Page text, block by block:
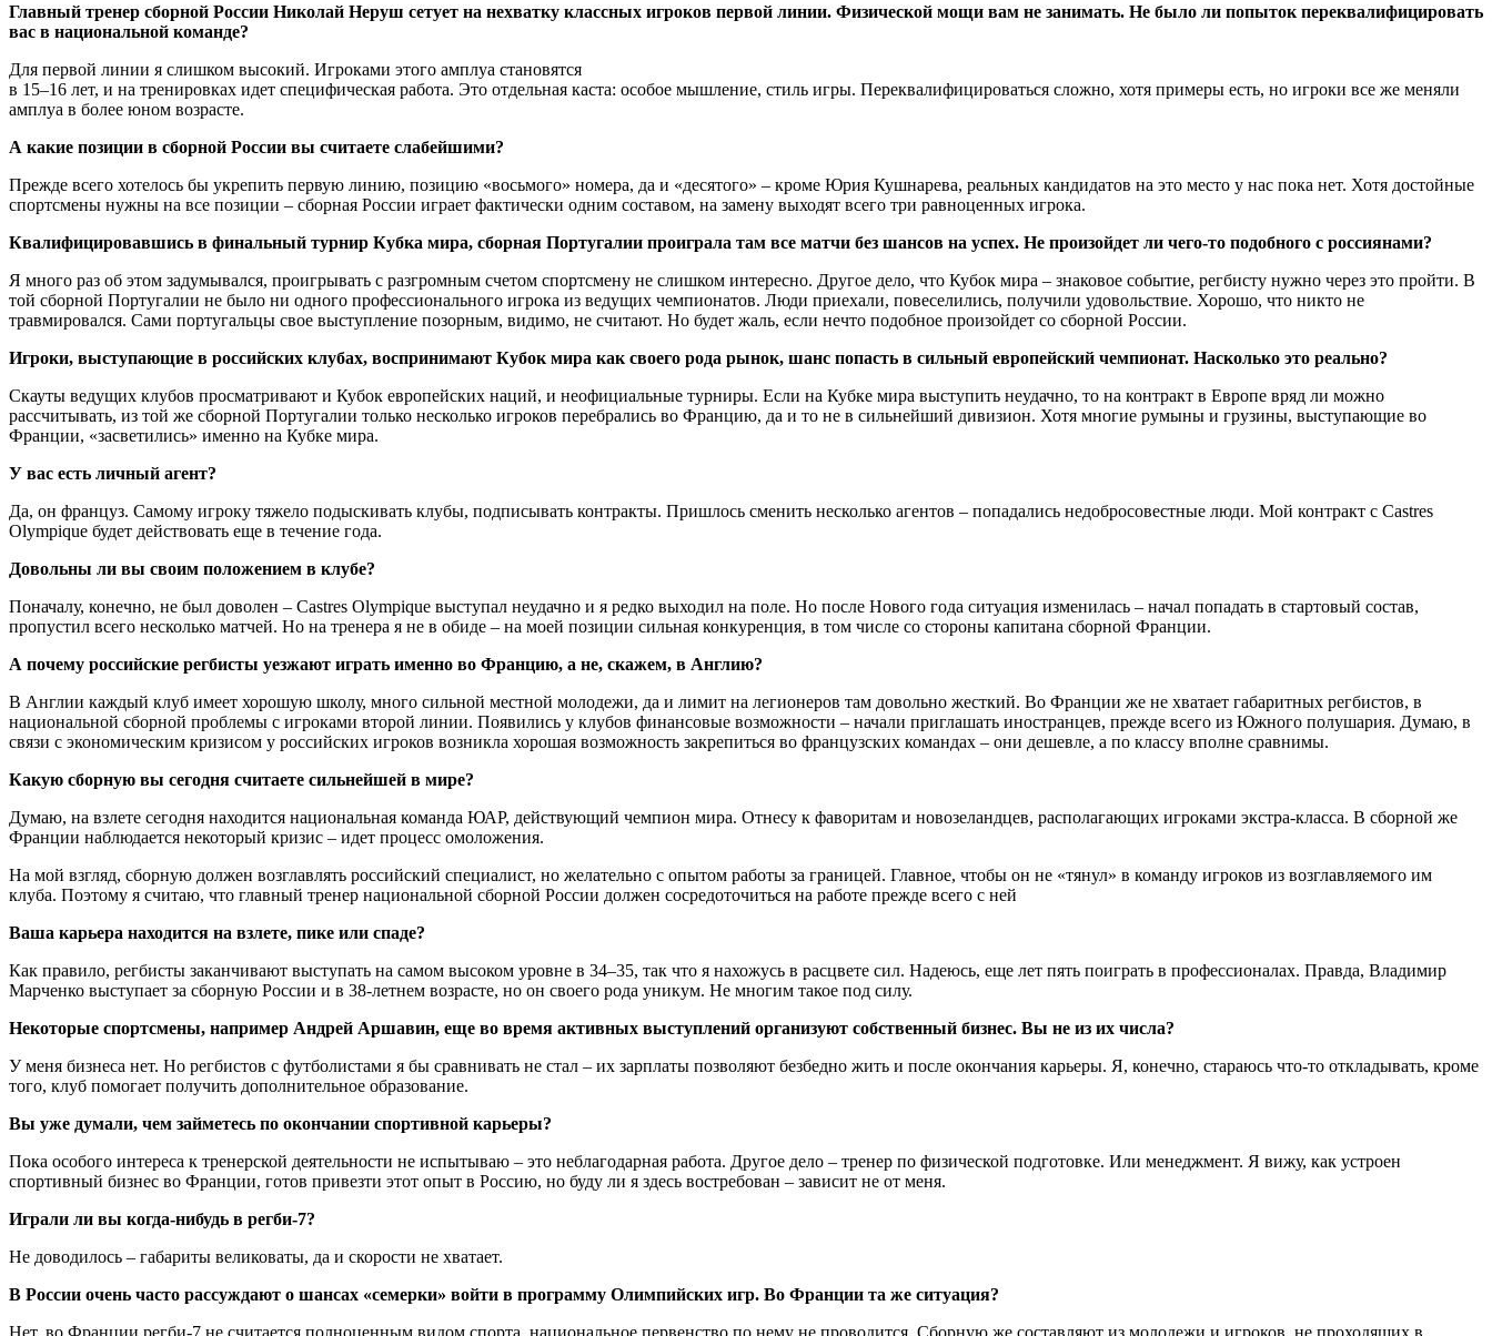
Главный тренер сборной России Николай Неруш сетует на нехватку классных игроков первой линии. Физической мощи вам не занимать. Не было ли попыток переквалифицировать
вас в национальной команде?
Для первой линии я слишком высокий. Игроками этого амплуа становятся
в 15–16 лет, и на тренировках идет специфическая работа. Это отдельная каста: особое мышление, стиль игры. Переквалифицироваться сложно, хотя примеры есть, но игроки все же меняли
амплуа в более юном возрасте.
А какие позиции в сборной России вы считаете слабейшими?
Прежде всего хотелось бы укрепить первую линию, позицию «восьмого» номера, да и «десятого» – кроме Юрия Кушнарева, реальных кандидатов на это место у нас пока нет. Хотя достойные
спортсмены нужны на все позиции – сборная России играет фактически одним составом, на замену выходят всего три равноценных игрока.
Квалифицировавшись в финальный турнир Кубка мира, сборная Португалии проиграла там все матчи без шансов на успех. Не произойдет ли чего-то подобного с россиянами?
Я много раз об этом задумывался, проигрывать с разгромным счетом спортсмену не слишком интересно. Другое дело, что Кубок мира – знаковое событие, регбисту нужно через это пройти. В
той сборной Португалии не было ни одного профессионального игрока из ведущих чемпионатов. Люди приехали, повеселились, получили удовольствие. Хорошо, что никто не
травмировался. Сами португальцы свое выступление позорным, видимо, не считают. Но будет жаль, если нечто подобное произойдет со сборной России.
Игроки, выступающие в российских клубах, воспринимают Кубок мира как своего рода рынок, шанс попасть в сильный европейский чемпионат. Насколько это реально?
Скауты ведущих клубов просматривают и Кубок европейских наций, и неофициальные турниры. Если на Кубке мира выступить неудачно, то на контракт в Европе вряд ли можно
рассчитывать, из той же сборной Португалии только несколько игроков перебрались во Францию, да и то не в сильнейший дивизион. Хотя многие румыны и грузины, выступающие во
Франции, «засветились» именно на Кубке мира.
У вас есть личный агент?
Да, он француз. Самому игроку тяжело подыскивать клубы, подписывать контракты. Пришлось сменить несколько агентов – попадались недобросовестные люди. Мой контракт с Castres
Olympique будет действовать еще в течение года.
Довольны ли вы своим положением в клубе?
Поначалу, конечно, не был доволен – Castres Olympique выступал неудачно и я редко выходил на поле. Но после Нового года ситуация изменилась – начал попадать в стартовый состав,
пропустил всего несколько матчей. Но на тренера я не в обиде – на моей позиции сильная конкуренция, в том числе со стороны капитана сборной Франции.
А почему российские регбисты уезжают играть именно во Францию, а не, скажем, в Англию?
В Англии каждый клуб имеет хорошую школу, много сильной местной молодежи, да и лимит на легионеров там довольно жесткий. Во Франции же не хватает габаритных регбистов, в
национальной сборной проблемы с игроками второй линии. Появились у клубов финансовые возможности – начали приглашать иностранцев, прежде всего из Южного полушария. Думаю, в
связи с экономическим кризисом у российских игроков возникла хорошая возможность закрепиться во французских командах – они дешевле, а по классу вполне сравнимы.
Какую сборную вы сегодня считаете сильнейшей в мире?
Думаю, на взлете сегодня находится национальная команда ЮАР, действующий чемпион мира. Отнесу к фаворитам и новозеландцев, располагающих игроками экстра-класса. В сборной же
Франции наблюдается некоторый кризис – идет процесс омоложения.
На мой взгляд, сборную должен возглавлять российский специалист, но желательно с опытом работы за границей. Главное, чтобы он не «тянул» в команду игроков из возглавляемого им
клуба. Поэтому я считаю, что главный тренер национальной сборной России должен сосредоточиться на работе прежде всего с ней
Ваша карьера находится на взлете, пике или спаде?
Как правило, регбисты заканчивают выступать на самом высоком уровне в 34–35, так что я нахожусь в расцвете сил. Надеюсь, еще лет пять поиграть в профессионалах. Правда, Владимир
Марченко выступает за сборную России и в 38-летнем возрасте, но он своего рода уникум. Не многим такое под силу.
Некоторые спортсмены, например Андрей Аршавин, еще во время активных выступлений организуют собственный бизнес. Вы не из их числа?
У меня бизнеса нет. Но регбистов с футболистами я бы сравнивать не стал – их зарплаты позволяют безбедно жить и после окончания карьеры. Я, конечно, стараюсь что-то откладывать, кроме
того, клуб помогает получить дополнительное образование.
Вы уже думали, чем займетесь по окончании спортивной карьеры?
Пока особого интереса к тренерской деятельности не испытываю – это неблагодарная работа. Другое дело – тренер по физической подготовке. Или менеджмент. Я вижу, как устроен
спортивный бизнес во Франции, готов привезти этот опыт в Россию, но буду ли я здесь востребован – зависит не от меня.
Играли ли вы когда-нибудь в регби-7?
Не доводилось – габариты великоваты, да и скорости не хватает.
В России очень часто рассуждают о шансах «семерки» войти в программу Олимпийских игр. Во Франции та же ситуация?
Нет, во Франции регби-7 не считается полноценным видом спорта, национальное первенство по нему не проводится. Сборную же составляют из молодежи и игроков, не проходящих в